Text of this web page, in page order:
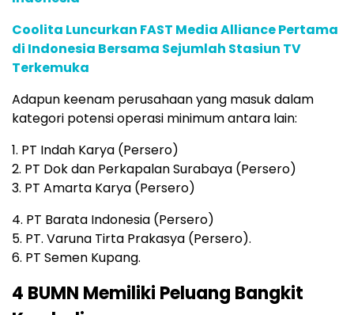
Coolita Luncurkan FAST Media Alliance Pertama
di Indonesia Bersama Sejumlah Stasiun TV
Terkemuka
Adapun keenam perusahaan yang masuk dalam
kategori potensi operasi minimum antara lain:
1. PT Indah Karya (Persero)
2. PT Dok dan Perkapalan Surabaya (Persero)
3. PT Amarta Karya (Persero)
4. PT Barata Indonesia (Persero)
5. PT. Varuna Tirta Prakasya (Persero).
6. PT Semen Kupang.
4 BUMN Memiliki Peluang Bangkit